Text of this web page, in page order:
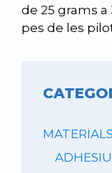
de 25 grams
pes de les